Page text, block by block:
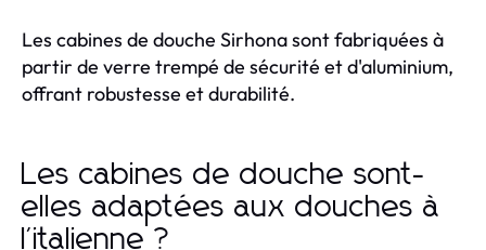
Les cabines de douche Sirhona sont fabriquées à
partir de verre trempé de sécurité et d'aluminium,
offrant robustesse et durabilité.
Les cabines de douche sont-
elles adaptées aux douches à
l'italienne ?